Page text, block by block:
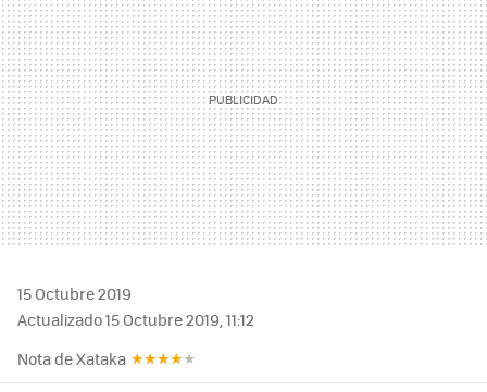
15 Octubre 2019
Actualizado 15 Octubre 2019, 11:12
Nota de Xataka